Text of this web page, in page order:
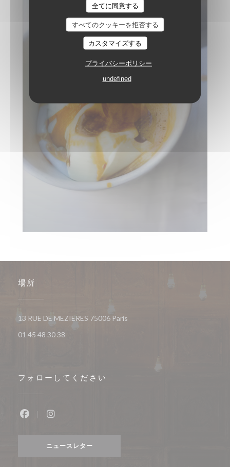
全てに同意する
すべてのクッキーを拒否する
カスタマイズする
プライバシーポリシー
undefined
場所
13 RUE DE MEZIERES 75006 Paris
01 45 48 30 38
フォローしてください
ニュースレター